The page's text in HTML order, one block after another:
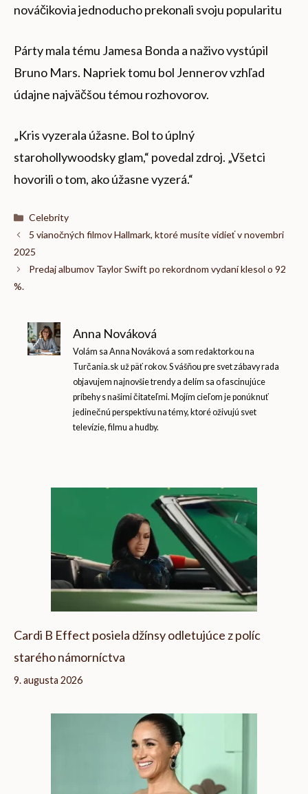
nováčikovia jednoducho prekonali svoju popularitu
Párty mala tému Jamesa Bonda a naživo vystúpil
Bruno Mars. Napriek tomu bol Jennerov vzhľad
údajne najväčšou témou rozhovorov.
„Kris vyzerala úžasne. Bol to úplný
starohollywoodsky glam,“ povedal zdroj. „Všetci
hovorili o tom, ako úžasne vyzerá.“
Kategórie
Celebrity
5 vianočných filmov Hallmark, ktoré musíte vidieť v novembri
2025
Predaj albumov Taylor Swift po rekordnom vydaní klesol o 92
%.
Anna Nováková
Volám sa Anna Nováková a som redaktorkou na
Turčania.sk už päť rokov. S vášňou pre svet zábavy rada
objavujem najnovšie trendy a delím sa o fascinujúce
príbehy s našimi čitateľmi. Mojím cieľom je ponúknuť
jedinečnú perspektívu na témy, ktoré oživujú svet
televízie, filmu a hudby.
Cardi B Effect posiela džínsy odletujúce z políc
starého námorníctva
9. augusta 2026